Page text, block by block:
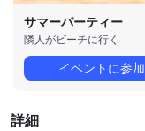
サマーパーティー
隣人がビーチに行く
イベントに参加
詳細